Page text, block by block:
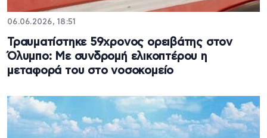
06.06.2026, 18:51
Τραυματίστηκε 59χρονος ορειβάτης στον
Όλυμπο: Με συνδρομή ελικοπτέρου η
μεταφορά του στο νοσοκομείο